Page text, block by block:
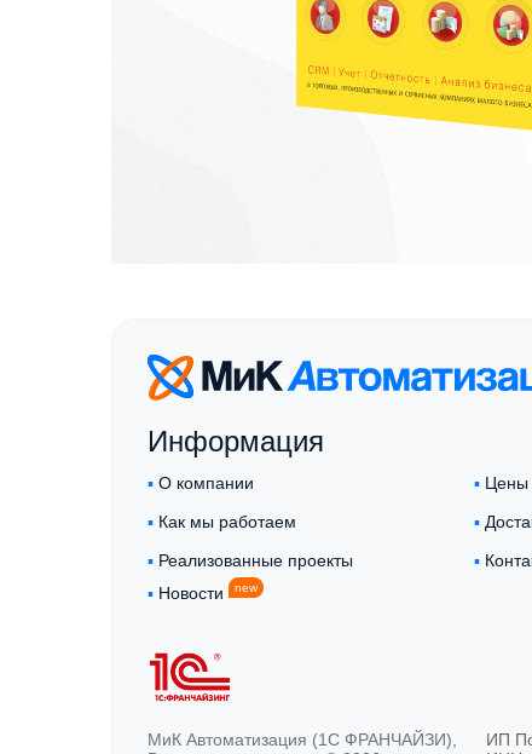
Информация
▪︎ О компании
▪︎ Как мы работаем
▪︎ Новости new
▪︎ Цены
▪︎
▪︎ Реализованные проекты
ИП
МиК Автоматизация (1С ФРАНЧАЙЗИ),
▪︎